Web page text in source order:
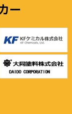
ー